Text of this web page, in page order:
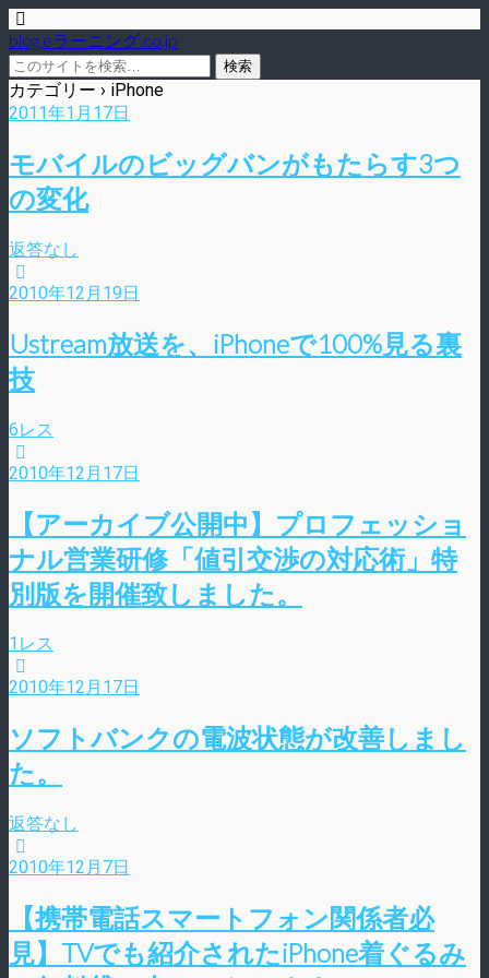
blog.eラーニング.co.jp
カテゴリー › iPhone
2011年1月17日
モバイルのビッグバンがもたらす3つ
の変化
返答なし
2010年12月19日
Ustream放送を、iPhoneで100%見る裏
技
6レス
2010年12月17日
【アーカイブ公開中】プロフェッショ
ナル営業研修「値引交渉の対応術」特
別版を開催致しました。
1レス
2010年12月17日
ソフトバンクの電波状態が改善しまし
た。
返答なし
2010年12月7日
【携帯電話スマートフォン関係者必
見】TVでも紹介されたiPhone着ぐるみ